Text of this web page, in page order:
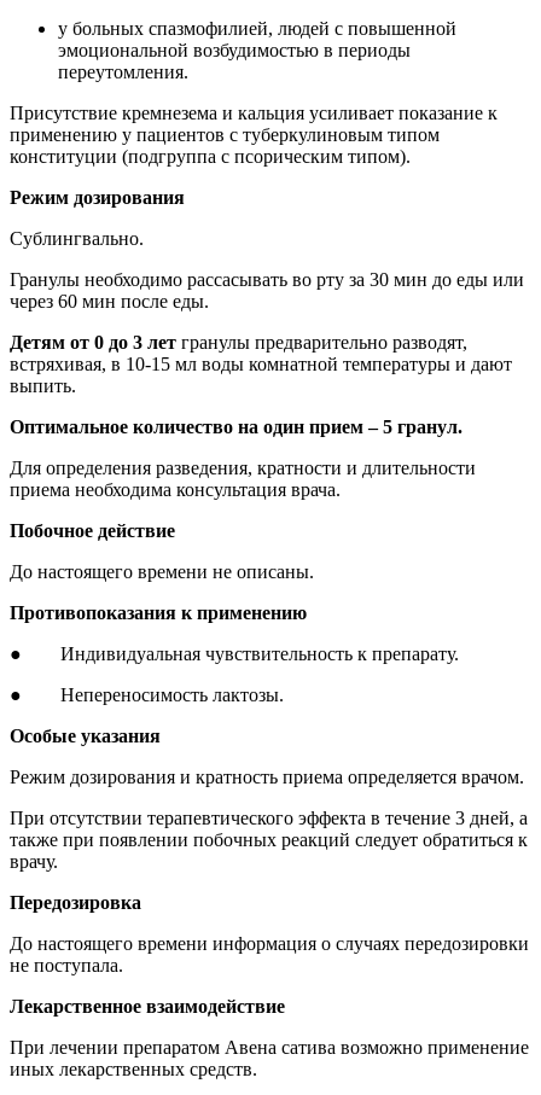
у больных спазмофилией, людей с повышенной
эмоциональной возбудимостью в периоды
переутомления.
Присутствие кремнезема и кальция усиливает показание к
применению у пациентов с туберкулиновым типом
конституции (подгруппа с псорическим типом).
Режим дозирования
Сублингвально.
Гранулы необходимо рассасывать во рту за 30 мин до еды или
через 60 мин после еды.
Детям от 0 до 3 лет гранулы предварительно разводят,
встряхивая, в 10-15 мл воды комнатной температуры и дают
выпить.
Оптимальное количество на один прием – 5 гранул.
Для определения разведения, кратности и длительности
приема необходима консультация врача.
Побочное действие
До настоящего времени не описаны.
Противопоказания к применению
● Индивидуальная чувствительность к препарату.
● Непереносимость лактозы.
Особые указания
Режим дозирования и кратность приема определяется врачом.
При отсутствии терапевтического эффекта в течение 3 дней, а
также при появлении побочных реакций следует обратиться к
врачу.
Передозировка
До настоящего времени информация о случаях передозировки
не поступала.
Лекарственное взаимодействие
При лечении препаратом Авена сатива возможно применение
иных лекарственных средств.